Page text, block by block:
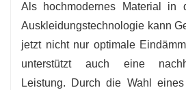
Als hochmodernes Material in
Auskleidungstechnologie kann
jetzt nicht nur optimale
unterstützt auch eine
Leistung. Durch die Wahl eines